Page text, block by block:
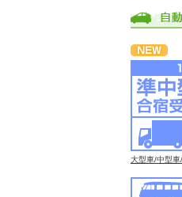
大型車/中型